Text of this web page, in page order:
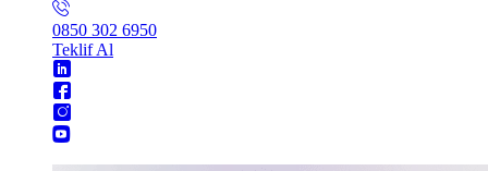
0850 302 6950
Teklif Al